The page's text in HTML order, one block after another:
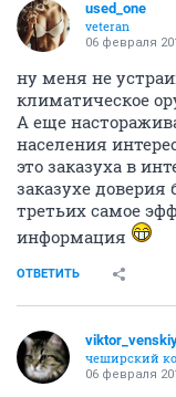
used_one
veteran
06 февраля
ну меня не
климатическое
А еще
населения
это заказуха в
заказухе
третьих самое
информация
ОТВЕТИТЬ
чеширский
06 февраля